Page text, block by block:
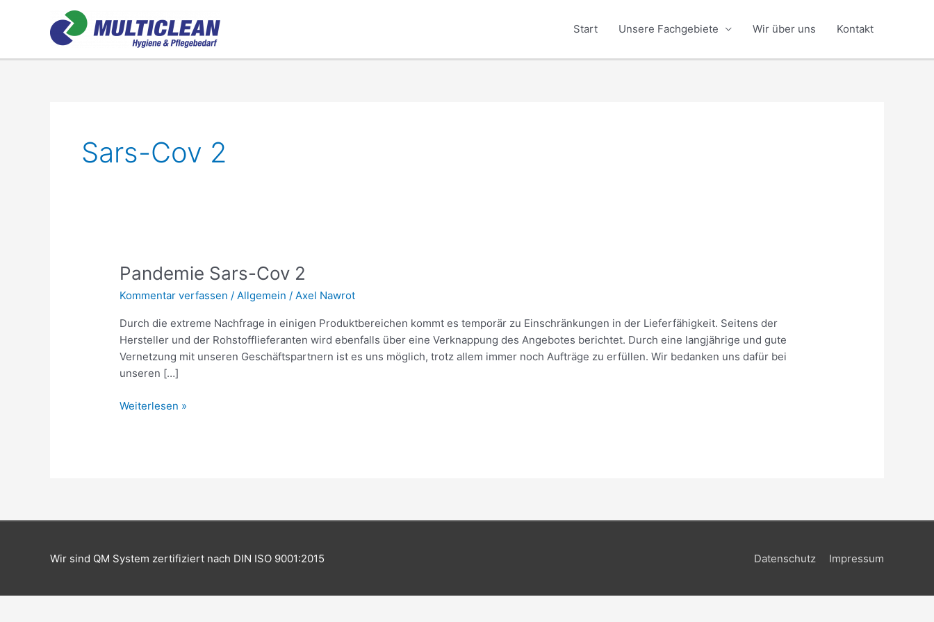
Start Unsere Fachgebiete Wir über uns Kontakt
Sars-Cov 2
Pandemie Sars-Cov 2
Kommentar verfassen /Allgemein /Axel Nawrot
Durch die extreme Nachfrage in einigen Produktbereichen kommt es temporär zu Einschränkungen in der Lieferfähigkeit. Seitens der
Hersteller und der Rohstofflieferanten wird ebenfalls über eine Verknappung des Angebotes berichtet. Durch eine langjährige und gute
Vernetzung mit unseren Geschäftspartnern ist es uns möglich, trotz allem immer noch Aufträge zu erfüllen. Wir bedanken uns dafür bei
unseren […]
Pandemie
Cov
2
Weiterlesen »
Wir sind QM System zertifiziert nach DIN ISO 9001:2015 Datenschutz Impressum